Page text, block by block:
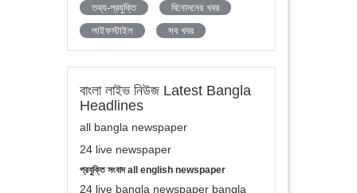
তথ্য-প্রযুক্তি
বিনোদনের খবর
লাইফস্টাইল
সব খবর
বাংলা লাইভ নিউজ Latest Bangla
Headlines
all bangla newspaper
24 live newspaper
প্রযুক্তি সংবাদ all english newspaper
24 live bangla newspaper bangla